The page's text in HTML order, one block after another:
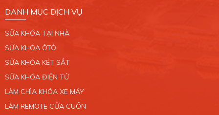
CHI NHÁNH 7
765/2 Trần Xuân Soạn, Phường Tân Hưng, Quận
7. TP.HCM.
0389 099 868
Xem bản đồ
CHI NHÁNH 8
DANH MỤC DỊCH VỤ
SỬA KHÓA TẠI NHÀ
SỬA KHÓA ÔTÔ
SỬA KHÓA KÉT SẮT
SỬA KHÓA ĐIỆN TỬ
LÀM CHÌA KHÓA XE MÁY
LÀM REMOTE CỬA CUỐN